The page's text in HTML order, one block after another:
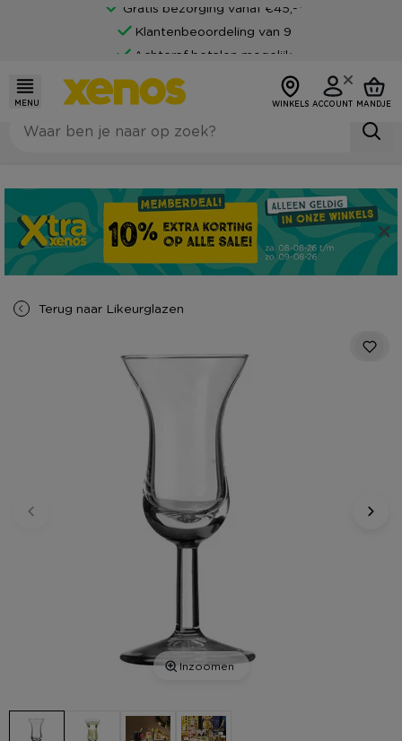
Gratis bezorging vanaf €45,-*
Klantenbeoordeling van 9
Achteraf betalen mogelijk
MENU WINKELS ACCOUNT MANDJE
Terug naar Likeurglazen
Inzoomen